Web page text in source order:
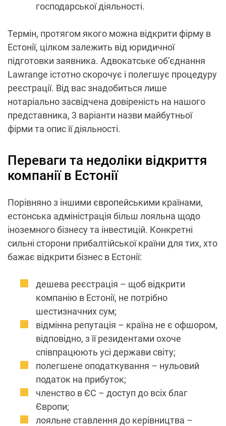
господарської діяльності.
Термін, протягом якого можна відкрити фірму в
Естонії, цілком залежить від юридичної
підготовки заявника. Адвокатське об’єднання
Lawrange істотно скорочує і полегшує процедуру
реєстрації. Від вас знадобиться лише
нотаріально засвідчена довіреність на нашого
представника, 3 варіанти назви майбутньої
фірми та опис її діяльності.
Переваги та недоліки відкриття
компанії в Естонії
Порівняно з іншими європейськими країнами,
естонська адміністрація більш лояльна щодо
іноземного бізнесу та інвестицій. Конкретні
сильні сторони прибалтійської країни для тих, хто
бажає відкрити бізнес в Естонії:
дешева реєстрація – щоб відкрити
компанію в Естонії, не потрібно
шестизначних сум;
відмінна репутація – країна не є офшором,
відповідно, з її резидентами охоче
співпрацюють усі держави світу;
полегшене оподаткування – нульовий
податок на прибуток;
членство в ЄС – доступ до всіх благ
Європи;
лояльне ставлення до керівництва –